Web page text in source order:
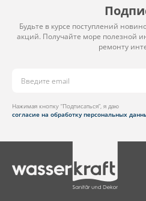
Будьте в курсе поступлений
акций. Получайте море полезной
ремонту
Нажимая кнопку “Подписаться”, я даю
согласие на обработку персональных